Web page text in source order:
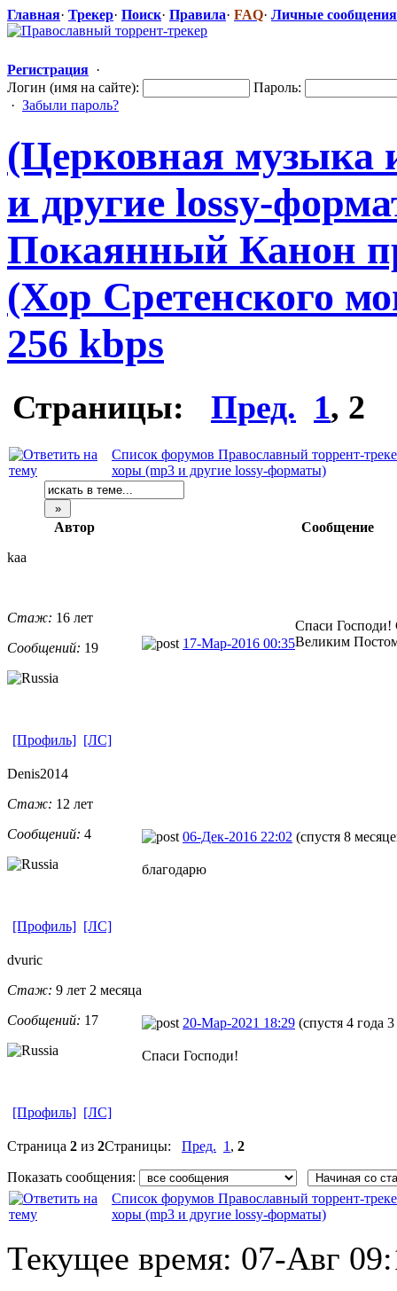
Главная· Трекер· Поиск· Правила· FAQ· Личные сообщения
Регистрация ·
Логин (имя на сайте):
Пароль:
· Забыли пароль?
(Церковная музыка
и другие lossy-
Покаянный Канон
(Хор Сретенского
256 kbps
Страницы: Пред. 1, 2
Список форумов Православный торрент-
хоры (mp3 и другие lossy-форматы)
Автор
Сообщение
kaa
Стаж: 16 лет
Сообщений: 19 17-Мар-2016 00:35
Спаси Господи!
Великим
[Профиль] [ЛС]
Denis2014
Стаж: 12 лет
Сообщений: 4 06-Дек-2016 22:02 (спустя 8
благодарю
[Профиль] [ЛС]
dvuric
Стаж: 9 лет 2 месяца
Сообщений: 17 20-Мар-2021 18:29 (спустя 4 года
Спаси Господи!
[Профиль] [ЛС]
Страница 2 из 2Страницы: Пред. 1 , 2
Показать сообщения:
Список форумов Православный торрент-
хоры (mp3 и другие lossy-форматы)
Текущее время: 07-Авг